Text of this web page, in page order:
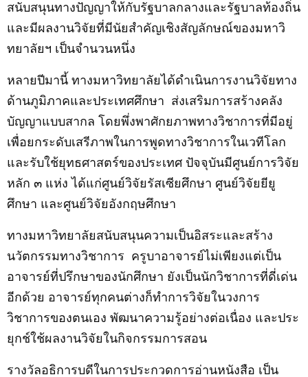
สนับสนุนทางปัญญาให้กับรัฐบาลกลางและรัฐบาลท้องถิ่น
และมีผลงานวิจัยที่มีนัยสำคัญเชิงสัญลักษณ์ของมหาวิ
ทยาลัยฯ เป็นจำนวนหนึ่ง
หลายปีมานี้ ทางมหาวิทยาลัยได้ดำเนินการงานวิจัยทาง
ด้านภูมิภาคและประเทศศึกษา ส่งเสริมการสร้างคลัง
บัญญาแบบสากล โดยพึ่งพาศักยภาพทางวิชาการที่มีอยู่
เพื่อยกระดับเสรีภาพในการพูดทางวิชาการในเวทีโลก
และรับใช้ยุทธศาสตร์ของประเทศ ปัจจุบันมีศูนย์การวิจัย
หลัก ๓ แห่ง ได้แก่ศูนย์วิจัยรัสเซียศึกษา ศูนย์วิจัยยียู
ศึกษา และศูนย์วิจัยอังกฤษศึกษา
ทางมหาวิทยาลัยสนับสนุนความเป็นอิสระและสร้าง
นวัตกรรมทางวิชาการ ครูบาอาจารย์ไม่เพียงแต่เป็น
อาจารย์ที่ปรึกษาของนักศึกษา ยังเป็นนักวิชาการที่ดี่เด่น
อีกด้วย อาจารย์ทุกคนต่างก็ทำการวิจัยในวงการ
วิชาการของตนเอง พัฒนาความรู้อย่างต่อเนื่อง และประ
ยุกช์ใช้ผลงานวิจัยในกิจกรรมการสอน
รางวัลอธิการบดีในการประกวดการอ่านหนังสือ เป็น